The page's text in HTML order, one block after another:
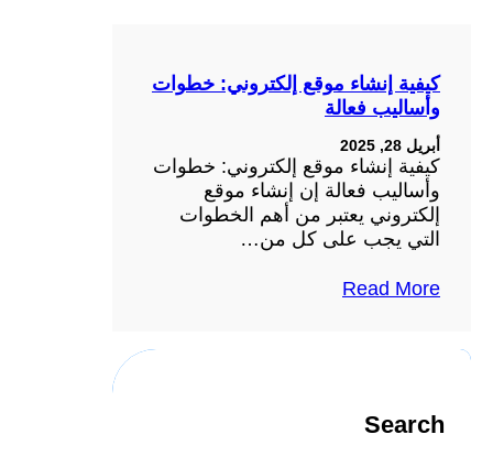
كيفية إنشاء موقع إلكتروني: خطوات
وأساليب فعالة
أبريل 28, 2025
كيفية إنشاء موقع إلكتروني: خطوات
وأساليب فعالة إن إنشاء موقع
إلكتروني يعتبر من أهم الخطوات
التي يجب على كل من…
Read More
Search